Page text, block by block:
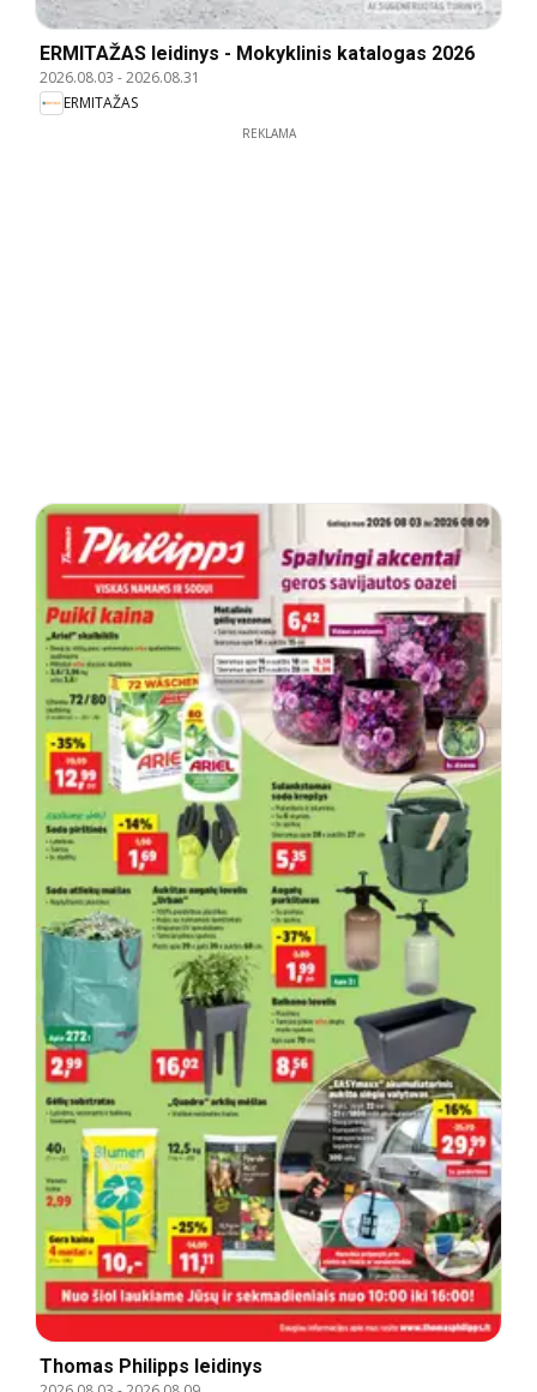
ERMITAŽAS leidinys - Mokyklinis katalogas 2026
2026.08.03 -2026.08.31
ERMITAŽAS
REKLAMA
Thomas Philipps leidinys